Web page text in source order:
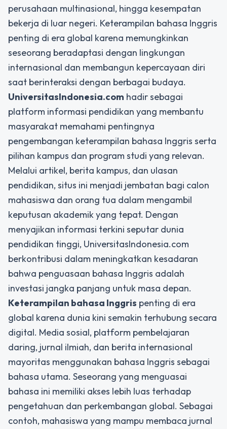
perusahaan multinasional, hingga kesempatan
bekerja di luar negeri. Keterampilan bahasa Inggris
penting di era global karena memungkinkan
seseorang beradaptasi dengan lingkungan
internasional dan membangun kepercayaan diri
saat berinteraksi dengan berbagai budaya.
UniversitasIndonesia.com hadir sebagai
platform informasi pendidikan yang membantu
masyarakat memahami pentingnya
pengembangan keterampilan bahasa Inggris serta
pilihan kampus dan program studi yang relevan.
Melalui artikel, berita kampus, dan ulasan
pendidikan, situs ini menjadi jembatan bagi calon
mahasiswa dan orang tua dalam mengambil
keputusan akademik yang tepat. Dengan
menyajikan informasi terkini seputar dunia
pendidikan tinggi, UniversitasIndonesia.com
berkontribusi dalam meningkatkan kesadaran
bahwa penguasaan bahasa Inggris adalah
investasi jangka panjang untuk masa depan.
Keterampilan bahasa Inggris penting di era
global karena dunia kini semakin terhubung secara
digital. Media sosial, platform pembelajaran
daring, jurnal ilmiah, dan berita internasional
mayoritas menggunakan bahasa Inggris sebagai
bahasa utama. Seseorang yang menguasai
bahasa ini memiliki akses lebih luas terhadap
pengetahuan dan perkembangan global. Sebagai
contoh, mahasiswa yang mampu membaca jurnal